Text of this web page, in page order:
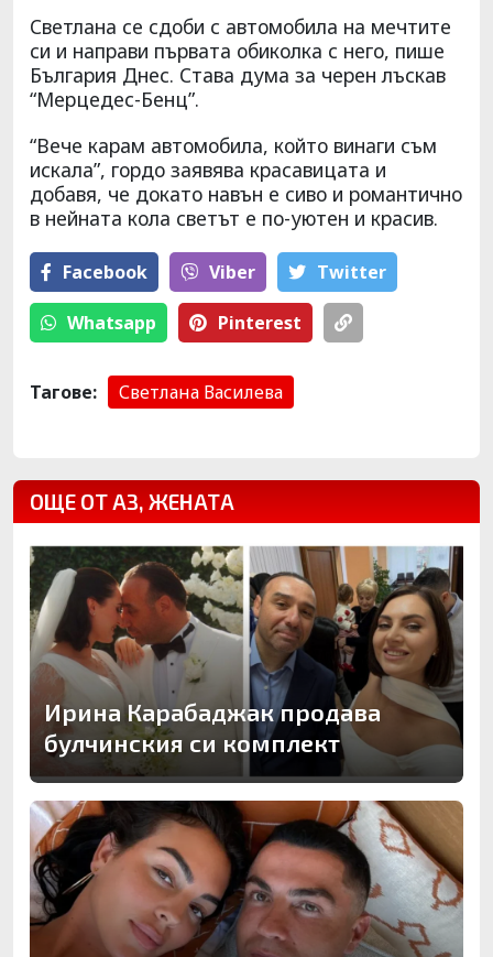
Светлана се сдоби с автомобила на мечтите
си и направи първата обиколка с него, пише
България Днес. Става дума за черен лъскав
“Мерцедес-Бенц”.
“Вече карам автомобила, който винаги съм
искала”, гордо заявява красавицата и
добавя, че докато навън е сиво и романтично
в нейната кола светът е по-уютен и красив.
Facebook Viber Тwitter
Whatsapp Pinterest
Тагове: Светлана Василева
ОЩЕ ОТ АЗ, ЖЕНАТА
Ирина Карабаджак продава
булчинския си комплект